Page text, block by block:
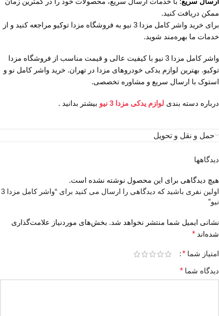
ممکن دریافت کنید.
برای خرید واشر کامل مزدا 3 نیو به فروشگاه مزدا توکیو مراجعه کنید و از
خدمات ما بهره‌مند شوید.
واشر کامل مزدا 3 نیو با کیفیت عالی و قیمت مناسب از فروشگاه مزدا
توکیو. بهترین لوازم یدکی خودروهای مزدا در تهران. خرید واشر کامل نو و
استوک با ارسال سریع و مشاوره تخصصی.
درباره دسته بندی لوازم یدکی مزدا 3 نیو بیشتر بدانید .
حمل و نقل و تحویل
دیدگاهها
هیچ دیدگاهی برای این محصول نوشته نشده است.
اولین نفری باشید که دیدگاهی را ارسال می کنید برای “واشر کامل مزدا 3
نیو”
نشانی ایمیل شما منتشر نخواهد شد. بخش‌های موردنیاز علامت‌گذاری
شده‌اند *
امتیاز شما *
دیدگاه شما *